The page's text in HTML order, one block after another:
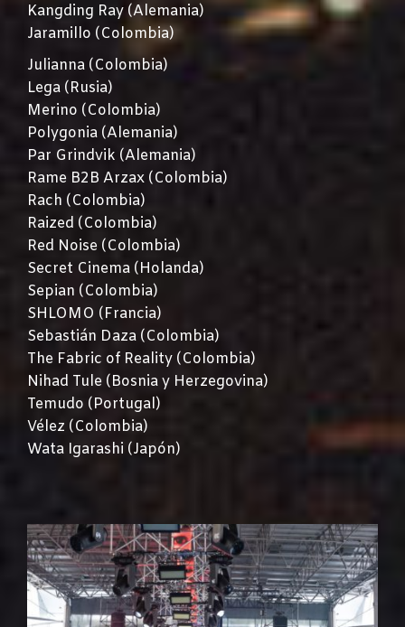
Kangding Ray (Alemania)
Jaramillo (Colombia)
Julianna (Colombia)
Lega (Rusia)
Merino (Colombia)
Polygonia (Alemania)
Par Grindvik (Alemania)
Rame B2B Arzax (Colombia)
Rach (Colombia)
Raized (Colombia)
Red Noise (Colombia)
Secret Cinema (Holanda)
Sepian (Colombia)
SHLOMO (Francia)
Sebastián Daza (Colombia)
The Fabric of Reality (Colombia)
Nihad Tule (Bosnia y Herzegovina)
Temudo (Portugal)
Vélez (Colombia)
Wata Igarashi (Japón)